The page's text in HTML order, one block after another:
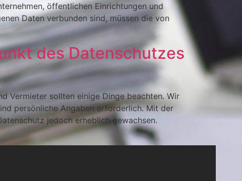
öffentlichen Einrichtungen und
Daten verbunden sind, müssen die von
des Datenschutzes
Vermieter sollten einige Dinge beachten. Wir
persönliche Angaben erforderlich. Mit der
jedoch erheblich gewachsen.